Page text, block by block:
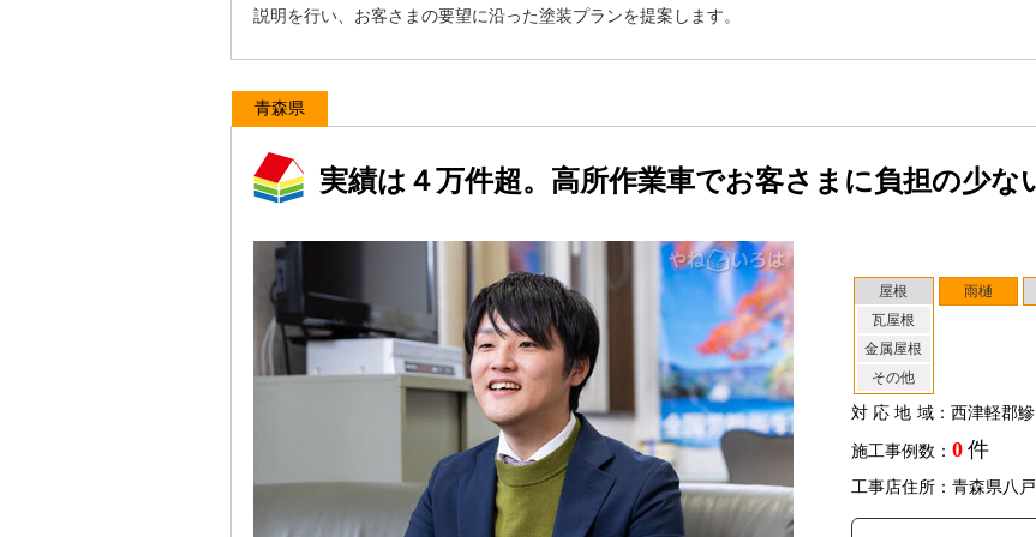
説明を行い、お客さまの要望に沿った塗装プランを提案します。
青森県
実績は４万件超。高所作業車でお客さまに負担の少な
屋根
瓦屋根
金属屋根
その他
雨樋
対応地域：西津軽郡
施工事例数： 0 件
工事店住所：青森県八